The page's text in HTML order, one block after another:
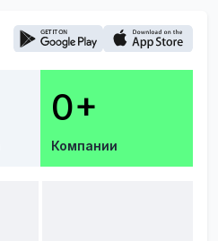
0+
Компании